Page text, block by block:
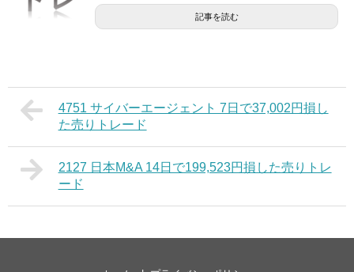
記事を読む
4751 サイバーエージェント 7日で37,002円損し
た売りトレード
2127 日本M&A 14日で199,523円損した売りトレ
ード